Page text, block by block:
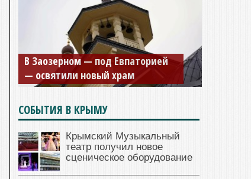
В Заозерном — под Евпаторией
— освятили новый храм
СОБЫТИЯ В КРЫМУ
Крымский Музыкальный
театр получил новое
сценическое оборудование